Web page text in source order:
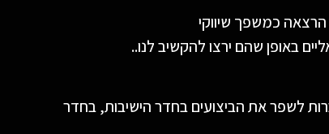
באופן שהם ירצו להקשיב לנו..
למעלה מ-20 שנה אני עוזרת לחברות לשפר את הביצועים בחדר הישיבות, בחדר